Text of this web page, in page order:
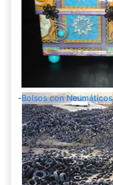
-Bolsos con Neumáticos